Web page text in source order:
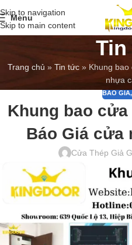
Skip to navigation
Skip to main content
Menu
Trang chủ » Tin tức » Khung
nhựa
BÁO GIÁ,
Khung bao
Báo Giá cửa
Cửa Thép Giả